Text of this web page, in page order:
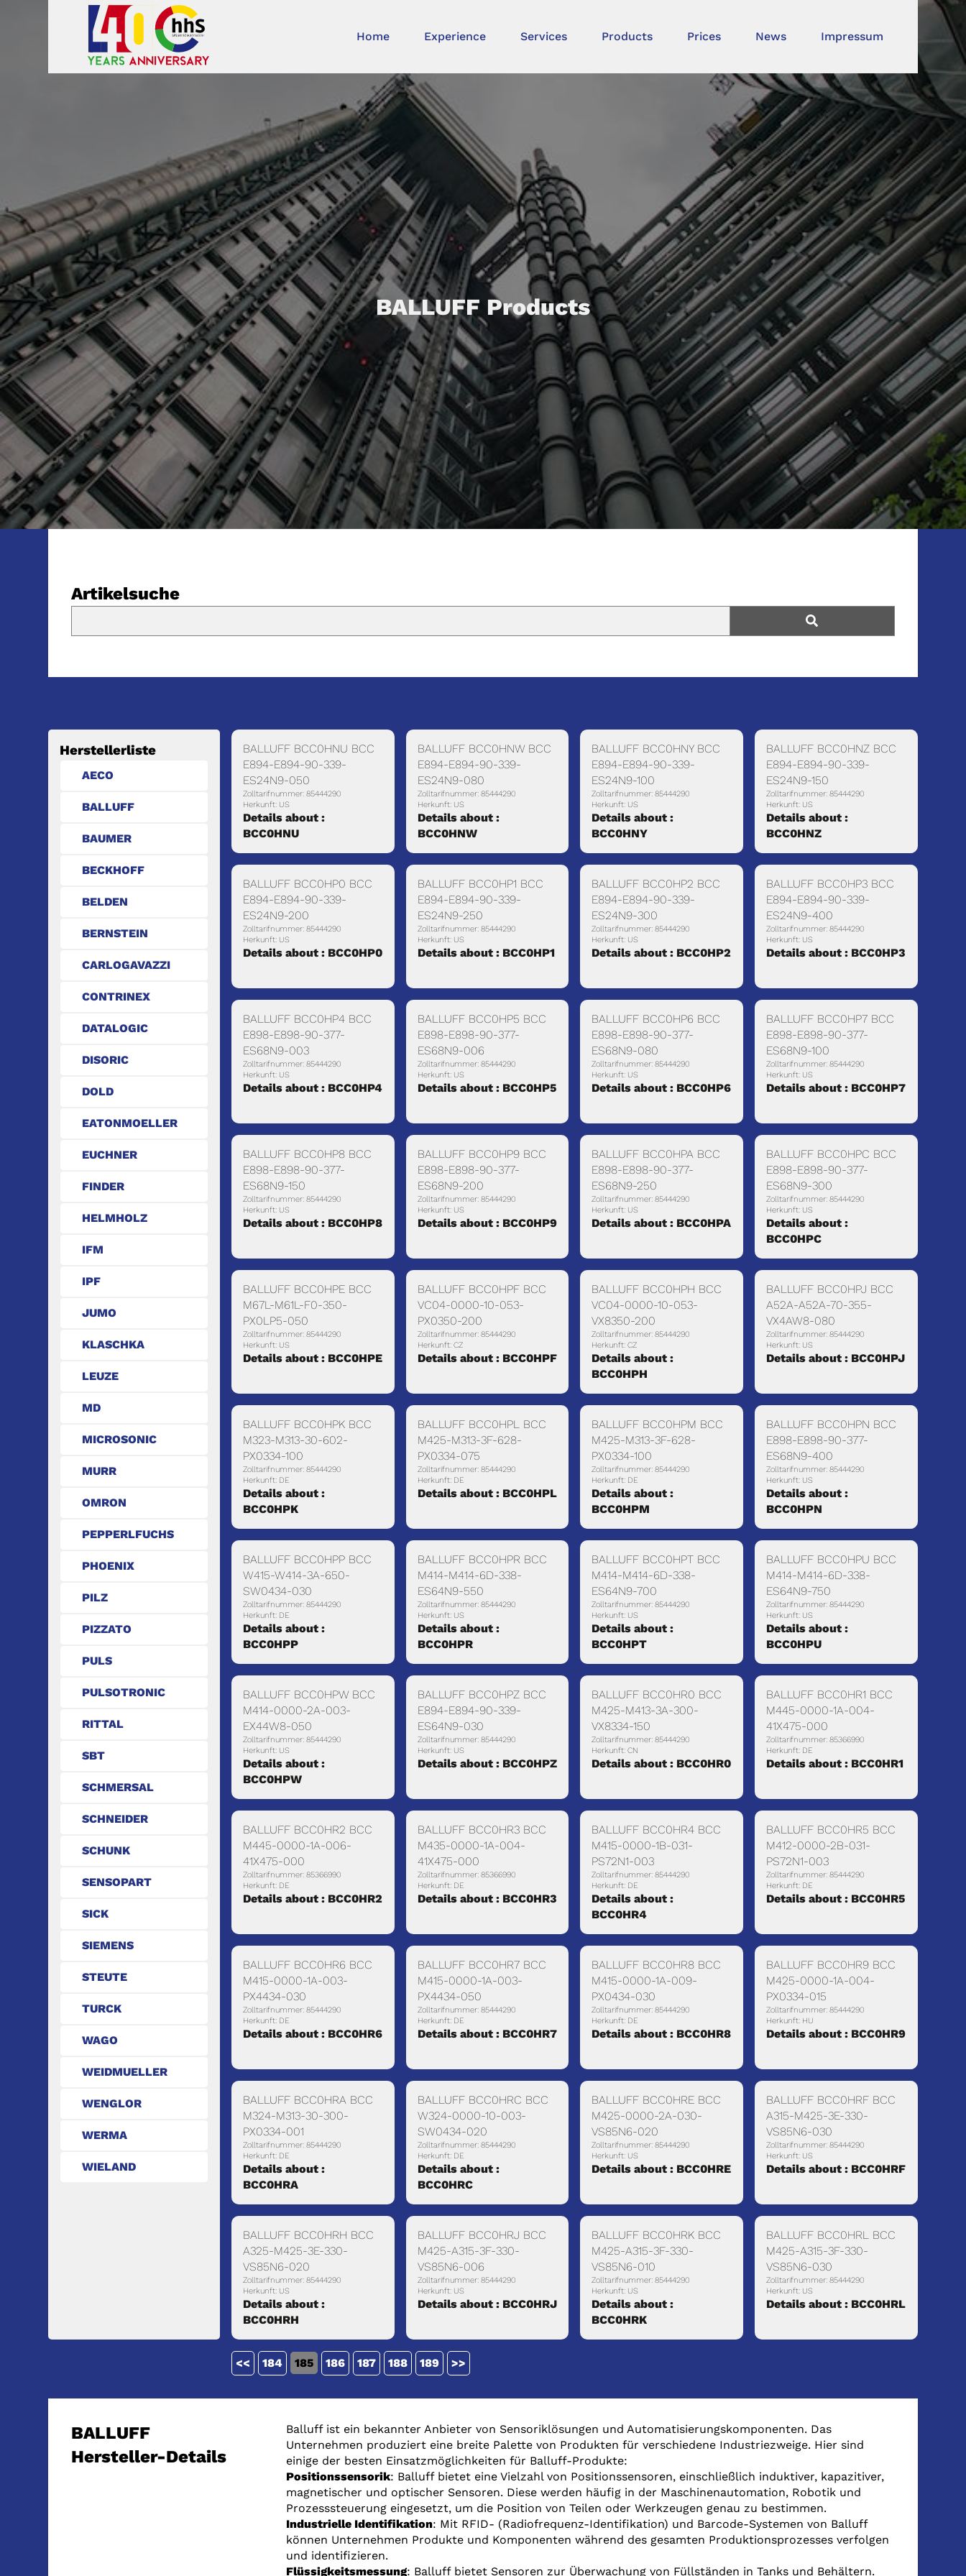
Home Experience Services Products Prices News Impressum
BALLUFF Products
Artikelsuche
Herstellerliste
AECO
BALLUFF
BAUMER
BECKHOFF
BELDEN
BERNSTEIN
CARLOGAVAZZI
CONTRINEX
DATALOGIC
DISORIC
DOLD
EATONMOELLER
EUCHNER
FINDER
HELMHOLZ
IFM
IPF
JUMO
KLASCHKA
LEUZE
MD
MICROSONIC
MURR
OMRON
PEPPERLFUCHS
PHOENIX
PILZ
PIZZATO
PULS
PULSOTRONIC
RITTAL
SBT
SCHMERSAL
SCHNEIDER
SCHUNK
SENSOPART
SICK
SIEMENS
STEUTE
TURCK
WAGO
WEIDMUELLER
WENGLOR
WERMA
WIELAND
BALLUFF BCC0HNU BCC
E894-E894-90-339-
ES24N9-050
Zolltarifnummer: 85444290
Herkunft: US
Details about :
BCC0HNU
BALLUFF BCC0HNW BCC
E894-E894-90-339-
ES24N9-080
Zolltarifnummer: 85444290
Herkunft: US
Details about :
BCC0HNW
BALLUFF BCC0HNY BCC
E894-E894-90-339-
ES24N9-100
Zolltarifnummer: 85444290
Herkunft: US
Details about :
BCC0HNY
BALLUFF BCC0HNZ BCC
E894-E894-90-339-
ES24N9-150
Zolltarifnummer: 85444290
Herkunft: US
Details about :
BCC0HNZ
BALLUFF BCC0HP0 BCC
E894-E894-90-339-
ES24N9-200
Zolltarifnummer: 85444290
Herkunft: US
Details about : BCC0HP0
BALLUFF BCC0HP1 BCC
E894-E894-90-339-
ES24N9-250
Zolltarifnummer: 85444290
Herkunft: US
Details about : BCC0HP1
BALLUFF BCC0HP2 BCC
E894-E894-90-339-
ES24N9-300
Zolltarifnummer: 85444290
Herkunft: US
Details about : BCC0HP2
BALLUFF BCC0HP3 BCC
E894-E894-90-339-
ES24N9-400
Zolltarifnummer: 85444290
Herkunft: US
Details about : BCC0HP3
BALLUFF BCC0HP4 BCC
E898-E898-90-377-
ES68N9-003
Zolltarifnummer: 85444290
Herkunft: US
Details about : BCC0HP4
BALLUFF BCC0HP5 BCC
E898-E898-90-377-
ES68N9-006
Zolltarifnummer: 85444290
Herkunft: US
Details about : BCC0HP5
BALLUFF BCC0HP6 BCC
E898-E898-90-377-
ES68N9-080
Zolltarifnummer: 85444290
Herkunft: US
Details about : BCC0HP6
BALLUFF BCC0HP7 BCC
E898-E898-90-377-
ES68N9-100
Zolltarifnummer: 85444290
Herkunft: US
Details about : BCC0HP7
BALLUFF BCC0HP8 BCC
E898-E898-90-377-
ES68N9-150
Zolltarifnummer: 85444290
Herkunft: US
Details about : BCC0HP8
BALLUFF BCC0HP9 BCC
E898-E898-90-377-
ES68N9-200
Zolltarifnummer: 85444290
Herkunft: US
Details about : BCC0HP9
BALLUFF BCC0HPA BCC
E898-E898-90-377-
ES68N9-250
Zolltarifnummer: 85444290
Herkunft: US
Details about : BCC0HPA
BALLUFF BCC0HPC BCC
E898-E898-90-377-
ES68N9-300
Zolltarifnummer: 85444290
Herkunft: US
Details about :
BCC0HPC
BALLUFF BCC0HPE BCC
M67L-M61L-F0-350-
PX0LP5-050
Zolltarifnummer: 85444290
Herkunft: US
Details about : BCC0HPE
BALLUFF BCC0HPF BCC
VC04-0000-10-053-
PX0350-200
Zolltarifnummer: 85444290
Herkunft: CZ
Details about : BCC0HPF
BALLUFF BCC0HPH BCC
VC04-0000-10-053-
VX8350-200
Zolltarifnummer: 85444290
Herkunft: CZ
Details about :
BCC0HPH
BALLUFF BCC0HPJ BCC
A52A-A52A-70-355-
VX4AW8-080
Zolltarifnummer: 85444290
Herkunft: US
Details about : BCC0HPJ
BALLUFF BCC0HPK BCC
M323-M313-30-602-
PX0334-100
Zolltarifnummer: 85444290
Herkunft: DE
Details about :
BCC0HPK
BALLUFF BCC0HPL BCC
M425-M313-3F-628-
PX0334-075
Zolltarifnummer: 85444290
Herkunft: DE
Details about : BCC0HPL
BALLUFF BCC0HPM BCC
M425-M313-3F-628-
PX0334-100
Zolltarifnummer: 85444290
Herkunft: DE
Details about :
BCC0HPM
BALLUFF BCC0HPN BCC
E898-E898-90-377-
ES68N9-400
Zolltarifnummer: 85444290
Herkunft: US
Details about :
BCC0HPN
BALLUFF BCC0HPP BCC
W415-W414-3A-650-
SW0434-030
Zolltarifnummer: 85444290
Herkunft: DE
Details about :
BCC0HPP
BALLUFF BCC0HPR BCC
M414-M414-6D-338-
ES64N9-550
Zolltarifnummer: 85444290
Herkunft: US
Details about :
BCC0HPR
BALLUFF BCC0HPT BCC
M414-M414-6D-338-
ES64N9-700
Zolltarifnummer: 85444290
Herkunft: US
Details about :
BCC0HPT
BALLUFF BCC0HPU BCC
M414-M414-6D-338-
ES64N9-750
Zolltarifnummer: 85444290
Herkunft: US
Details about :
BCC0HPU
BALLUFF BCC0HPW BCC
M414-0000-2A-003-
EX44W8-050
Zolltarifnummer: 85444290
Herkunft: US
Details about :
BCC0HPW
BALLUFF BCC0HPZ BCC
E894-E894-90-339-
ES64N9-030
Zolltarifnummer: 85444290
Herkunft: US
Details about : BCC0HPZ
BALLUFF BCC0HR0 BCC
M425-M413-3A-300-
VX8334-150
Zolltarifnummer: 85444290
Herkunft: CN
Details about : BCC0HR0
BALLUFF BCC0HR1 BCC
M445-0000-1A-004-
41X475-000
Zolltarifnummer: 85366990
Herkunft: DE
Details about : BCC0HR1
BALLUFF BCC0HR2 BCC
M445-0000-1A-006-
41X475-000
Zolltarifnummer: 85366990
Herkunft: DE
Details about : BCC0HR2
BALLUFF BCC0HR3 BCC
M435-0000-1A-004-
41X475-000
Zolltarifnummer: 85366990
Herkunft: DE
Details about : BCC0HR3
BALLUFF BCC0HR4 BCC
M415-0000-1B-031-
PS72N1-003
Zolltarifnummer: 85444290
Herkunft: DE
Details about :
BCC0HR4
BALLUFF BCC0HR5 BCC
M412-0000-2B-031-
PS72N1-003
Zolltarifnummer: 85444290
Herkunft: DE
Details about : BCC0HR5
BALLUFF BCC0HR6 BCC
M415-0000-1A-003-
PX4434-030
Zolltarifnummer: 85444290
Herkunft: DE
Details about : BCC0HR6
BALLUFF BCC0HR7 BCC
M415-0000-1A-003-
PX4434-050
Zolltarifnummer: 85444290
Herkunft: DE
Details about : BCC0HR7
BALLUFF BCC0HR8 BCC
M415-0000-1A-009-
PX0434-030
Zolltarifnummer: 85444290
Herkunft: DE
Details about : BCC0HR8
BALLUFF BCC0HR9 BCC
M425-0000-1A-004-
PX0334-015
Zolltarifnummer: 85444290
Herkunft: HU
Details about : BCC0HR9
BALLUFF BCC0HRA BCC
M324-M313-30-300-
PX0334-001
Zolltarifnummer: 85444290
Herkunft: DE
Details about :
BCC0HRA
BALLUFF BCC0HRC BCC
W324-0000-10-003-
SW0434-020
Zolltarifnummer: 85444290
Herkunft: DE
Details about :
BCC0HRC
BALLUFF BCC0HRE BCC
M425-0000-2A-030-
VS85N6-020
Zolltarifnummer: 85444290
Herkunft: US
Details about : BCC0HRE
BALLUFF BCC0HRF BCC
A315-M425-3E-330-
VS85N6-030
Zolltarifnummer: 85444290
Herkunft: US
Details about : BCC0HRF
BALLUFF BCC0HRH BCC
A325-M425-3E-330-
VS85N6-020
Zolltarifnummer: 85444290
Herkunft: US
Details about :
BCC0HRH
BALLUFF BCC0HRJ BCC
M425-A315-3F-330-
VS85N6-006
Zolltarifnummer: 85444290
Herkunft: US
Details about : BCC0HRJ
BALLUFF BCC0HRK BCC
M425-A315-3F-330-
VS85N6-010
Zolltarifnummer: 85444290
Herkunft: US
Details about :
BCC0HRK
BALLUFF BCC0HRL BCC
M425-A315-3F-330-
VS85N6-030
Zolltarifnummer: 85444290
Herkunft: US
Details about : BCC0HRL
<< 184 185 186 187 188 189 >>
BALLUFF
Hersteller-Details
Balluff ist ein bekannter Anbieter von Sensoriklösungen und Automatisierungskomponenten. Das
Unternehmen produziert eine breite Palette von Produkten für verschiedene Industriezweige. Hier sind
einige der besten Einsatzmöglichkeiten für Balluff-Produkte:
Positionssensorik: Balluff bietet eine Vielzahl von Positionssensoren, einschließlich induktiver, kapazitiver,
magnetischer und optischer Sensoren. Diese werden häufig in der Maschinenautomation, Robotik und
Prozesssteuerung eingesetzt, um die Position von Teilen oder Werkzeugen genau zu bestimmen.
Industrielle Identifikation: Mit RFID- (Radiofrequenz-Identifikation) und Barcode-Systemen von Balluff
können Unternehmen Produkte und Komponenten während des gesamten Produktionsprozesses verfolgen
und identifizieren.
Flüssigkeitsmessung: Balluff bietet Sensoren zur Überwachung von Füllständen in Tanks und Behältern.